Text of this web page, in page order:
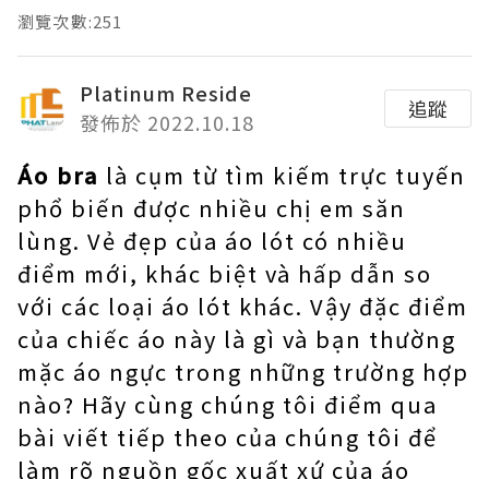
瀏覽次數:251
Platinum Reside
發佈於 2022.10.18
追蹤
Áo bra là cụm từ tìm kiếm trực tuyến
phổ biến được nhiều chị em săn
lùng. Vẻ đẹp của áo lót có nhiều
điểm mới, khác biệt và hấp dẫn so
với các loại áo lót khác. Vậy đặc điểm
của chiếc áo này là gì và bạn thường
mặc áo ngực trong những trường hợp
nào? Hãy cùng chúng tôi điểm qua
bài viết tiếp theo của chúng tôi để
làm rõ nguồn gốc xuất xứ của áo